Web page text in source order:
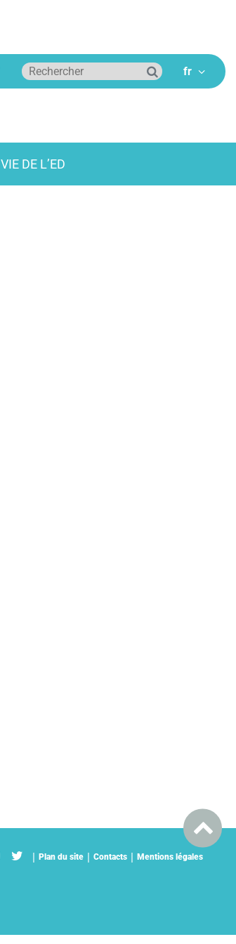
VIE DE L’ED
Plan du site Contacts Mentions légales